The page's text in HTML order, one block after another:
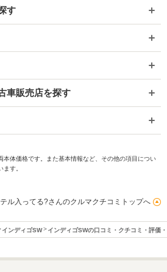
す
車販売店を探す
本体価格です。また基本情報など、その他の項目につい
す。
ル入ってる?さんのクルマクチコミトップへ
インディゴSW インディゴSWの口コミ・クチコミ・評価